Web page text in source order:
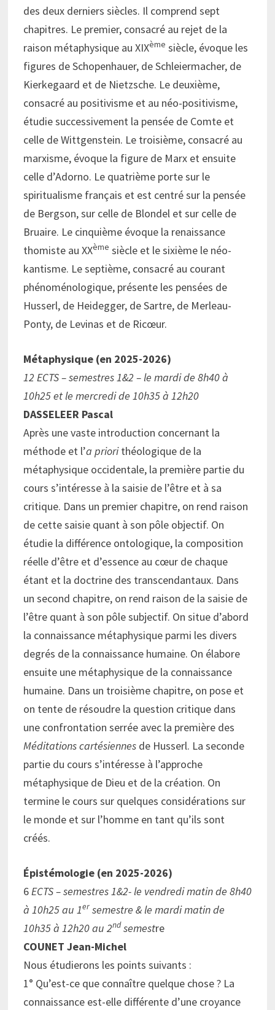
des deux derniers siècles. Il comprend sept
chapitres. Le premier, consacré au rejet de la
raison métaphysique au XIXème siècle, évoque les
figures de Schopenhauer, de Schleiermacher, de
Kierkegaard et de Nietzsche. Le deuxième,
consacré au positivisme et au néo-positivisme,
étudie successivement la pensée de Comte et
celle de Wittgenstein. Le troisième, consacré au
marxisme, évoque la figure de Marx et ensuite
celle d’Adorno. Le quatrième porte sur le
spiritualisme français et est centré sur la pensée
de Bergson, sur celle de Blondel et sur celle de
Bruaire. Le cinquième évoque la renaissance
thomiste au XXème siècle et le sixième le néo-
kantisme. Le septième, consacré au courant
phénoménologique, présente les pensées de
Husserl, de Heidegger, de Sartre, de Merleau-
Ponty, de Levinas et de Ricœur.
Métaphysique (en 2025-2026)
12 ECTS – semestres 1&2 – le mardi de 8h40 à
10h25 et le mercredi de 10h35 à 12h20
DASSELEER Pascal
Après une vaste introduction concernant la
méthode et l’a priorithéologique de la
métaphysique occidentale, la première partie du
cours s’intéresse à la saisie de l’être et à sa
critique. Dans un premier chapitre, on rend raison
de cette saisie quant à son pôle objectif. On
étudie la différence ontologique, la composition
réelle d’être et d’essence au cœur de chaque
étant et la doctrine des transcendantaux. Dans
un second chapitre, on rend raison de la saisie de
l’être quant à son pôle subjectif. On situe d’abord
la connaissance métaphysique parmi les divers
degrés de la connaissance humaine. On élabore
ensuite une métaphysique de la connaissance
humaine. Dans un troisième chapitre, on pose et
on tente de résoudre la question critique dans
une confrontation serrée avec la première des
Méditations cartésiennesde Husserl. La seconde
partie du cours s’intéresse à l’approche
métaphysique de Dieu et de la création. On
termine le cours sur quelques considérations sur
le monde et sur l’homme en tant qu’ils sont
créés.
Épistémologie (en 2025-2026)
6ECTS – semestres 1&2- le vendredi matin de 8h40
à 10h25 au 1ersemestre & le mardi matin de
10h35 à 12h20 au 2ndsemestre
COUNET Jean-Michel
Nous étudierons les points suivants :
1° Qu’est-ce que connaître quelque chose ? La
connaissance est-elle différente d’une croyance